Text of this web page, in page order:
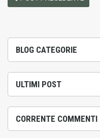
BLOG CATEGORIE
ULTIMI POST
CORRENTE COMMENTI